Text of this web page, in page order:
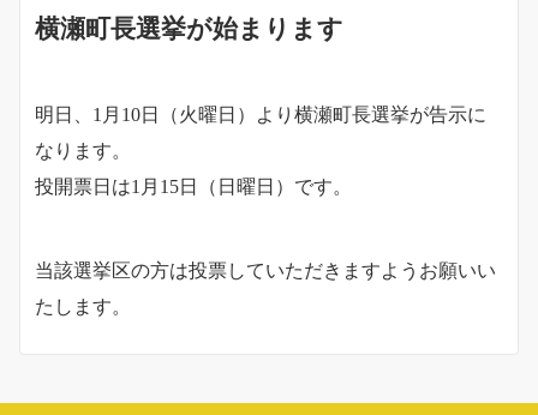
横瀬町長選挙が始まります
明日、1月10日（火曜日）より横瀬町長選挙が告示に
なります。
投開票日は1月15日（日曜日）です。
当該選挙区の方は投票していただきますようお願いい
たします。